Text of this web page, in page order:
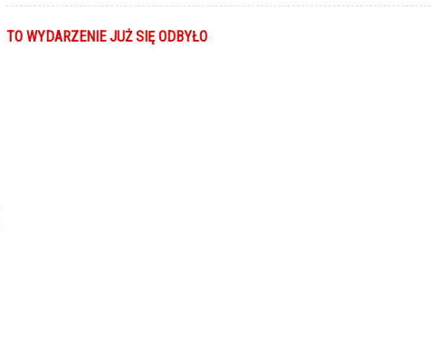
a Tom i Jerry mają być tylko pionkami w ich grze. Aby przetrwać i
odwieczną rywalizację i łapa w łapę staną w obronie dobra.
TO WYDARZENIE JUŻ SIĘ ODBYŁO